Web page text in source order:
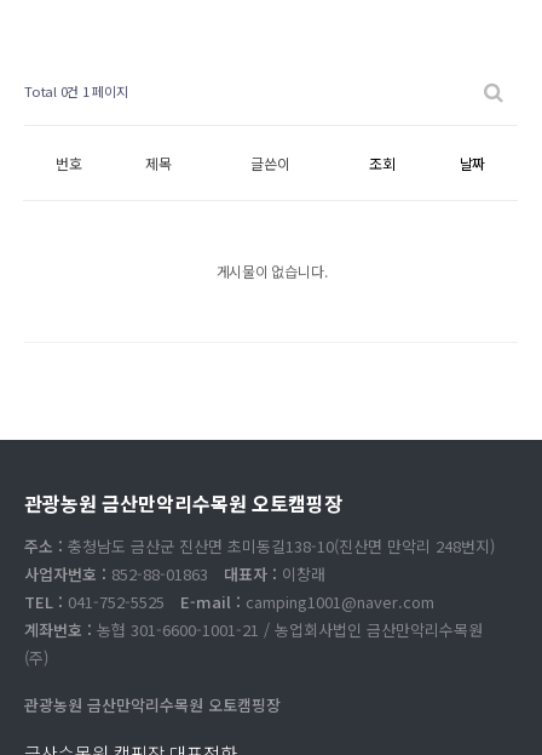
Total 0건 1 페이지
번호 제목 글쓴이 조회 날짜
게시물이 없습니다.
관광농원 금산만악리수목원 오토캠핑장
주소 : 충청남도 금산군 진산면 초미동길138-10(진산면 만악리 248번지)
사업자번호 : 852-88-01863 대표자 : 이창래
TEL : 041-752-5525 E-mail : camping1001@naver.com
계좌번호 : 농협 301-6600-1001-21 / 농업회사법인 금산만악리수목원
(주)
관광농원 금산만악리수목원 오토캠핑장